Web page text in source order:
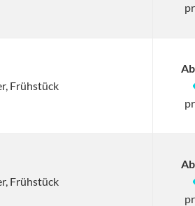
Frühstück
Ab
Frühstück
Ab